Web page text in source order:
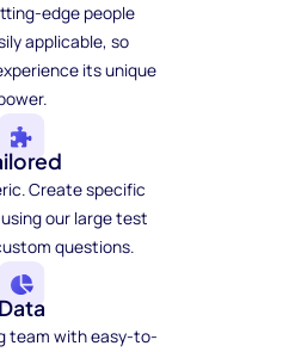
edge people
applicable, so
its unique
Create specific
our large test
questions.
Data
team with easy-to-